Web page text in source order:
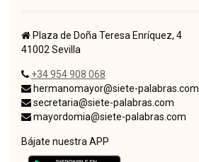
Plaza de Doña Teresa Enríquez, 4
41002 Sevilla
+34 954 908 068
hermanomayor@siete-palabras.com
secretaria@siete-palabras.com
mayordomia@siete-palabras.com
Bájate nuestra APP